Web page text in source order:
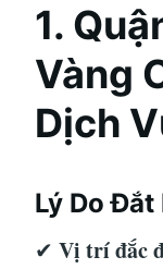
1.
Vàng
Dịch
Lý Do Đắt
✔ Vị trí đắc